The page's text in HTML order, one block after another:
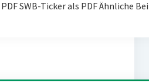
SWB-Ticker als PDF Ähnliche